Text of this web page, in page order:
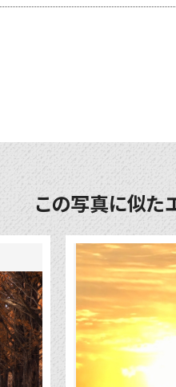
この写真に似た